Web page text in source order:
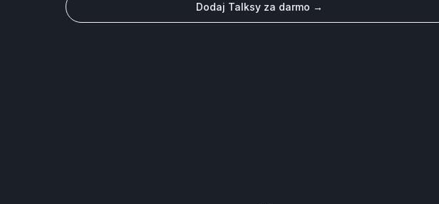
Dodaj Talksy za darmo →